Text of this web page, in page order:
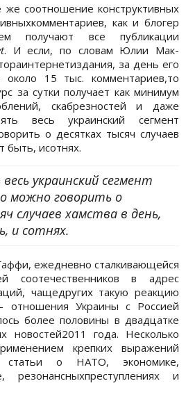
же соотношение конструктивных
как и блогер
получают все публикации
. И если, по словам Юлии Мак-
за день его
около 15 тыс. комментариев,то
за сутки получает как минимум
скабрезностей и даже
весь украинский сегмент
о десятках тысяч случаев
быть, исотнях.
украинский сегмент
можно говорить о
случаев хамства в день,
и сотнях.
ежедневно сталкивающейся
соотечественников в адрес
чащедругих такую реакцию
Украины с Россией
более половины в двадцатке
новостей2011 года. Несколько
крепких выражений
статьи о НАТО, экономике,
резонансныхпреступлениях и